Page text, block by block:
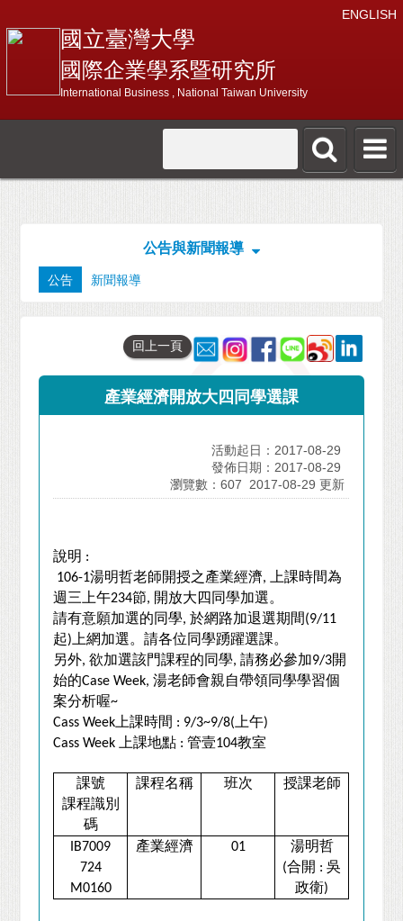
ENGLISH
國立臺灣大學
國際企業學系暨研究所
International Business , National Taiwan University
公告與新聞報導
公告 新聞報導
回上一頁
產業經濟開放大四同學選課
活動起日：2017-08-29
發佈日期：2017-08-29
瀏覽數：607
2017-08-29 更新
說明 :
106-1湯明哲老師開授之產業經濟, 上課時間為
週三上午234節, 開放大四同學加選。
請有意願加選的同學,於網路加退選期間(9/11
起) 上網加選。請各位同學踴躍選課。
另外,欲加選該門課程的同學,請務必參加9/3開
始的Case Week,湯老師會親自帶領同學學習個
案分析喔~
Cass Week 上課時間 : 9/3~9/8( 上午)
Cass Week 上課地點 :管壹104教室
課號
課程識別
碼
課程名稱 班次 授課老師
IB7009
724
M0160
產業經濟 01 湯明哲
(合開 :吳
政衛)